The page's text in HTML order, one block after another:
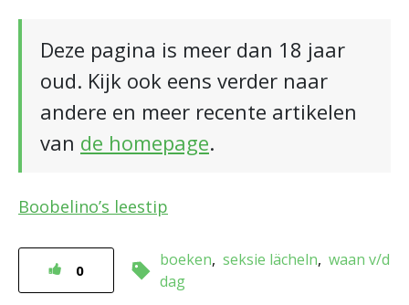
Deze pagina is meer dan 18 jaar
oud. Kijk ook eens verder naar
andere en meer recente artikelen
van de homepage.
Boobelino’s leestip
0
boeken seksie lächeln waan v/d
dag